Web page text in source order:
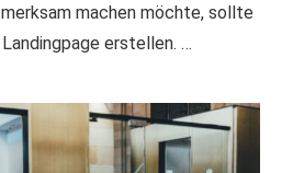
machen möchte, sollte
erstellen. …